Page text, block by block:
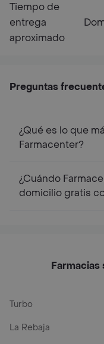
Tiempo de
entrega
aproximado
Preguntas
¿Qué es lo que
Farmacenter?
¿Cuándo
domicilio gratis
Farmacias
Turbo
La Rebaja